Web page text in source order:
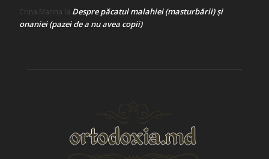
Crina Marina la Despre păcatul malahiei (masturbării) şi
onaniei (pazei de a nu avea copii)